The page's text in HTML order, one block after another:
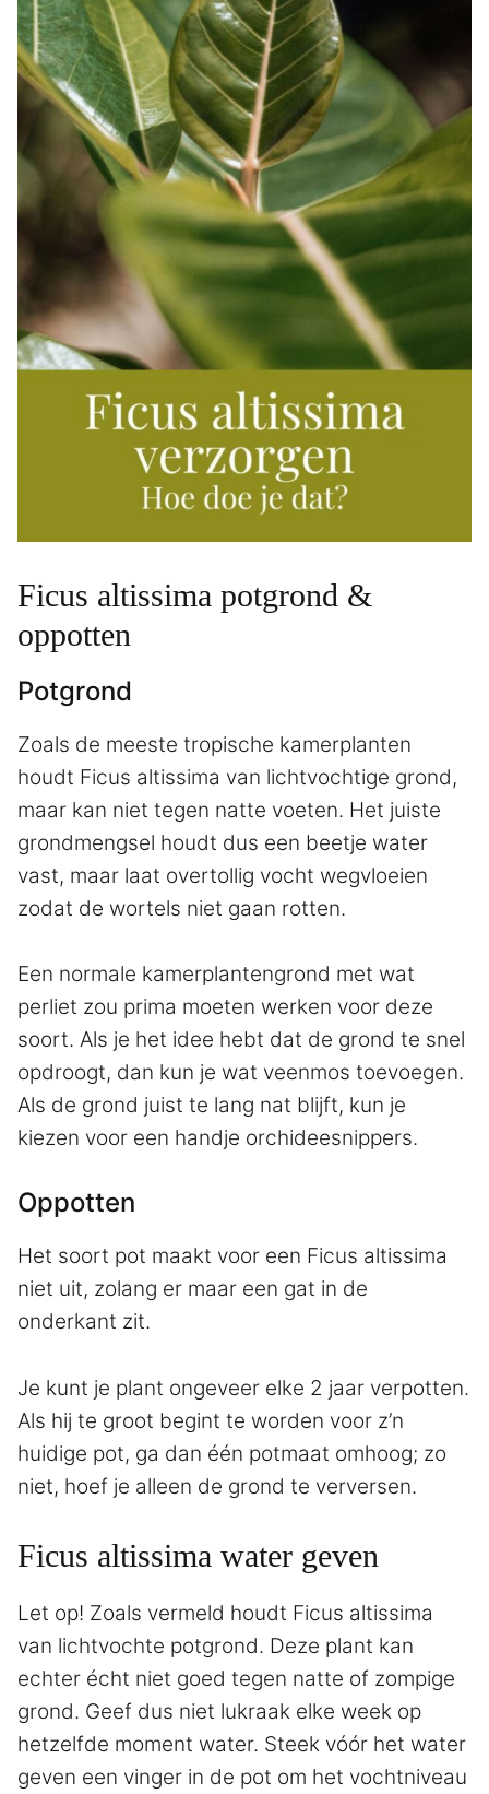
Ficus altissima potgrond &
oppotten
Potgrond
Zoals de meeste tropische kamerplanten
houdt Ficus altissima van lichtvochtige grond,
maar kan niet tegen natte voeten. Het juiste
grondmengsel houdt dus een beetje water
vast, maar laat overtollig vocht wegvloeien
zodat de wortels niet gaan rotten.
Een normale kamerplantengrond met wat
perliet zou prima moeten werken voor deze
soort. Als je het idee hebt dat de grond te snel
opdroogt, dan kun je wat veenmos toevoegen.
Als de grond juist te lang nat blijft, kun je
kiezen voor een handje orchideesnippers.
Oppotten
Het soort pot maakt voor een Ficus altissima
niet uit, zolang er maar een gat in de
onderkant zit.
Je kunt je plant ongeveer elke 2 jaar verpotten.
Als hij te groot begint te worden voor z’n
huidige pot, ga dan één potmaat omhoog; zo
niet, hoef je alleen de grond te verversen.
Ficus altissima water geven
Let op! Zoals vermeld houdt Ficus altissima
van lichtvochte potgrond. Deze plant kan
echter écht niet goed tegen natte of zompige
grond. Geef dus niet lukraak elke week op
hetzelfde moment water. Steek vóór het water
geven een vinger in de pot om het vochtniveau